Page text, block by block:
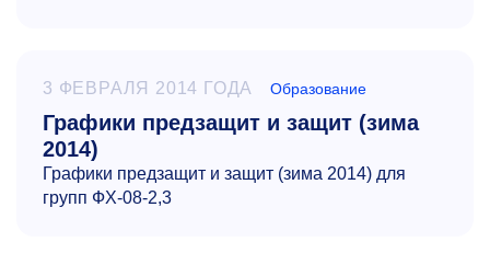
3 ФЕВРАЛЯ 2014 ГОДА Образование
Графики предзащит и защит (зима
2014)
Графики предзащит и защит (зима 2014) для
групп ФХ-08-2,3